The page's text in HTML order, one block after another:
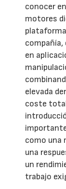
conocer
motores
en
elevada
coste total
como una
una
un
trabajo